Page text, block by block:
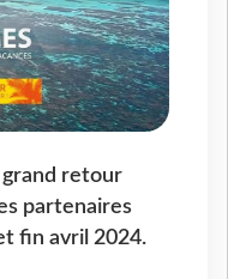
grand retour
partenaires
fin avril 2024.